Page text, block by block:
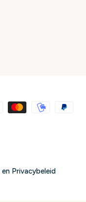
Privacybeleid